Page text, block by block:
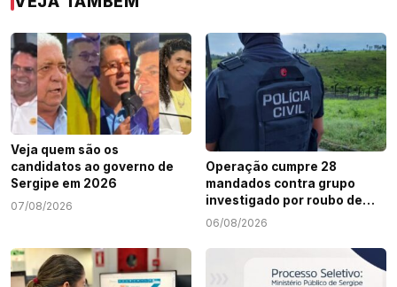
Veja quem são os
candidatos ao governo de
Sergipe em 2026
07/08/2026
Operação cumpre 28
mandados contra grupo
investigado por roubo de
cargas e tráfico de drogas
06/08/2026